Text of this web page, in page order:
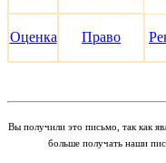
Оценка Право
Вы получили это письмо, так как
больше получать наши